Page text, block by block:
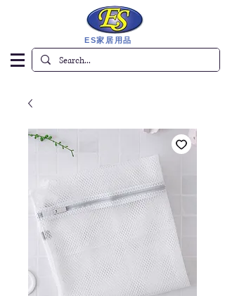
ES家居用品